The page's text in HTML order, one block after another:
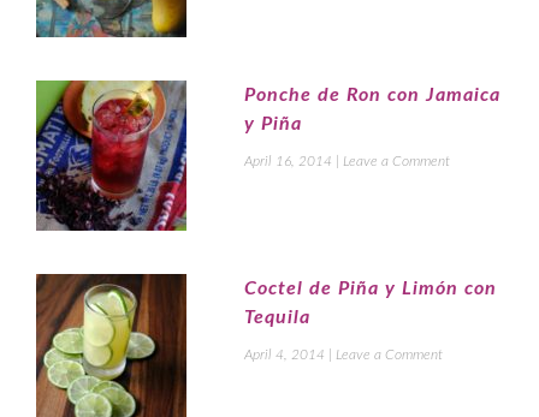
Ponche de Ron con Jamaica
y Piña
April 16, 2014 Leave a Comment
Coctel de Piña y Limón con
Tequila
April 4, 2014 Leave a Comment